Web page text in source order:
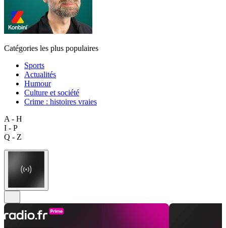
Catégories les plus populaires
Sports
Actualités
Humour
Culture et société
Crime : histoires vraies
A - H
I - P
Q - Z